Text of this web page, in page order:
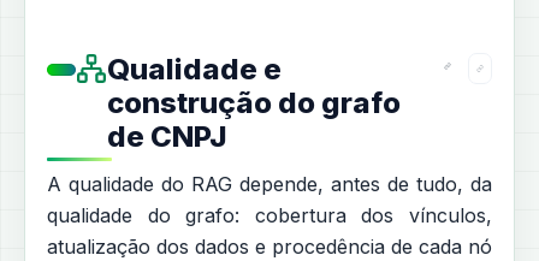
Qualidade e
construção do grafo
de CNPJ
A qualidade do RAG depende, antes de tudo, da
qualidade do grafo: cobertura dos vínculos,
atualização dos dados e procedência de cada nó